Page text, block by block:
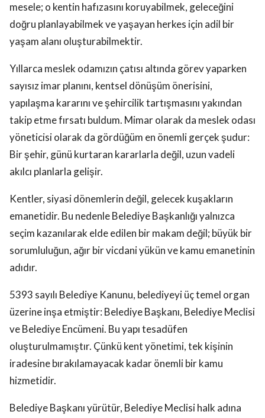
mesele; o kentin hafızasını koruyabilmek, geleceğini
doğru planlayabilmek ve yaşayan herkes için adil bir
yaşam alanı oluşturabilmektir.
Yıllarca meslek odamızın çatısı altında görev yaparken
sayısız imar planını, kentsel dönüşüm önerisini,
yapılaşma kararını ve şehircilik tartışmasını yakından
takip etme fırsatı buldum. Mimar olarak da meslek odası
yöneticisi olarak da gördüğüm en önemli gerçek şudur:
Bir şehir, günü kurtaran kararlarla değil, uzun vadeli
akılcı planlarla gelişir.
Kentler, siyasi dönemlerin değil, gelecek kuşakların
emanetidir. Bu nedenle Belediye Başkanlığı yalnızca
seçim kazanılarak elde edilen bir makam değil; büyük bir
sorumluluğun, ağır bir vicdani yükün ve kamu emanetinin
adıdır.
5393 sayılı Belediye Kanunu, belediyeyi üç temel organ
üzerine inşa etmiştir: Belediye Başkanı, Belediye Meclisi
ve Belediye Encümeni. Bu yapı tesadüfen
oluşturulmamıştır. Çünkü kent yönetimi, tek kişinin
iradesine bırakılamayacak kadar önemli bir kamu
hizmetidir.
Belediye Başkanı yürütür, Belediye Meclisi halk adına